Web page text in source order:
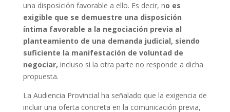
una disposición favorable a ello. Es decir, no es
exigible que se demuestre una disposición
íntima favorable a la negociación previa al
planteamiento de una demanda judicial, siendo
suficiente la manifestación de voluntad de
negociar, incluso si la otra parte no responde a dicha
propuesta.
La Audiencia Provincial ha señalado que la exigencia de
incluir una oferta concreta en la comunicación previa,